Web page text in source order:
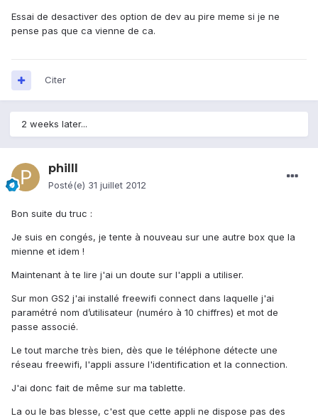
Essai de desactiver des option de dev au pire meme si je ne
pense pas que ca vienne de ca.
Citer
2 weeks later...
philll
Posté(e) 31 juillet 2012
Bon suite du truc :
Je suis en congés, je tente à nouveau sur une autre box que la
mienne et idem !
Maintenant à te lire j'ai un doute sur l'appli a utiliser.
Sur mon GS2 j'ai installé freewifi connect dans laquelle j'ai
paramétré nom d’utilisateur (numéro à 10 chiffres) et mot de
passe associé.
Le tout marche très bien, dès que le téléphone détecte une
réseau freewifi, l'appli assure l'identification et la connection.
J'ai donc fait de même sur ma tablette.
La ou le bas blesse, c'est que cette appli ne dispose pas des